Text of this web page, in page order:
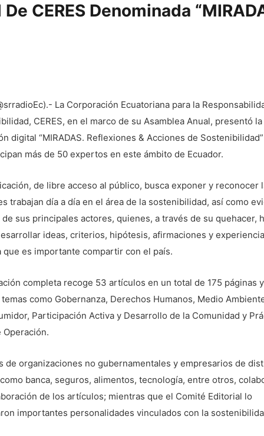
CERES Denominada
La Corporación Ecuatoriana para la
CERES, en el marco de su Asamblea Anual, presentó la
digital “MIRADAS. Reflexiones & Acciones de
más de 50 expertos en este ámbito de Ecuador.
de libre acceso al público, busca exponer y reconocer
trabajan día a día en el área de la sostenibilidad, así como
sus principales actores, quienes, a través de su quehacer,
ideas, criterios, hipótesis, afirmaciones y
que es importante compartir con el país.
completa recoge 53 artículos en un total de 175 páginas
como Gobernanza, Derechos Humanos, Medio
Participación Activa y Desarrollo de la Comunidad y
Operación.
de organizaciones no gubernamentales y empresarios de
banca, seguros, alimentos, tecnología, entre otros,
de los artículos; mientras que el Comité Editorial lo
importantes personalidades vinculados con la